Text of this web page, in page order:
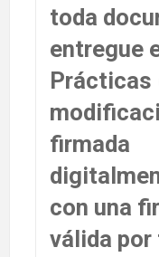
toda
entregue
Prácticas
firmada
con una
válida